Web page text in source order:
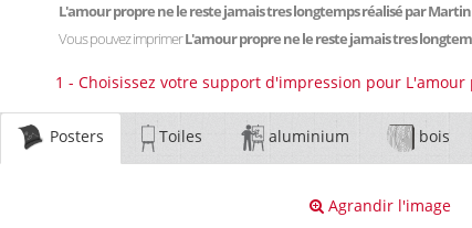
L'amour propre ne le reste jamais tres longtemps réalisé par Martin
Vous pouvez imprimerL'amour propre ne le reste jamais tres
1 - Choisissez votre support d'impression pour
Posters Toiles aluminium bois
Agrandir l'image